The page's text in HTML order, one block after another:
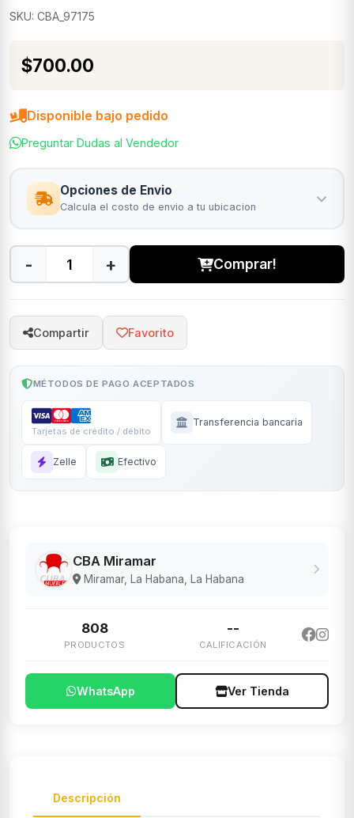
SKU: CBA_97175
$700.00
Disponible bajo pedido
Preguntar Dudas al Vendedor
Opciones de Envio
Calcula el costo de envio a tu ubicacion
- + Comprar!
Compartir Favorito
MÉTODOS DE PAGO ACEPTADOS
Tarjetas de crédito / débito
Transferencia bancaria
Zelle Efectivo
CBA Miramar
Miramar, La Habana, La Habana
808
PRODUCTOS
--
CALIFICACIÓN
WhatsApp Ver Tienda
Descripción